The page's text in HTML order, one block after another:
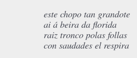
este chopo tan grandote
ai á beira da florida
raiz tronco polas follas
con saudades el respira